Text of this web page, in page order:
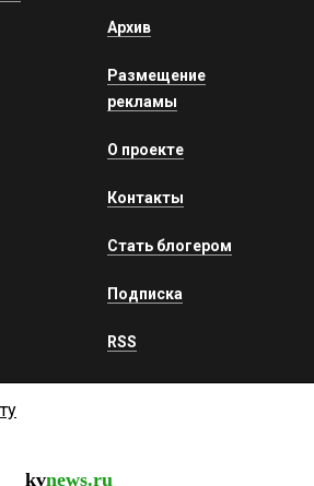
Архив
Размещение
рекламы
О проекте
Контакты
Стать блогером
Подписка
RSS
kvnews.ru